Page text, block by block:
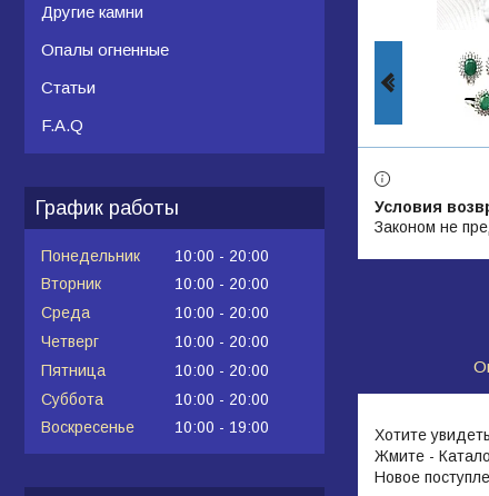
Законом не
Хотите
Жмите -
Новое
Другие камни
Опалы огненные
Статьи
F.A.Q
График работы
Понедельник 10:00
20:00
Вторник
10:00
20:00
Среда
10:00
20:00
Четверг
10:00
20:00
Пятница
10:00
20:00
Суббота
10:00
20:00
Воскресенье
10:00 19:00